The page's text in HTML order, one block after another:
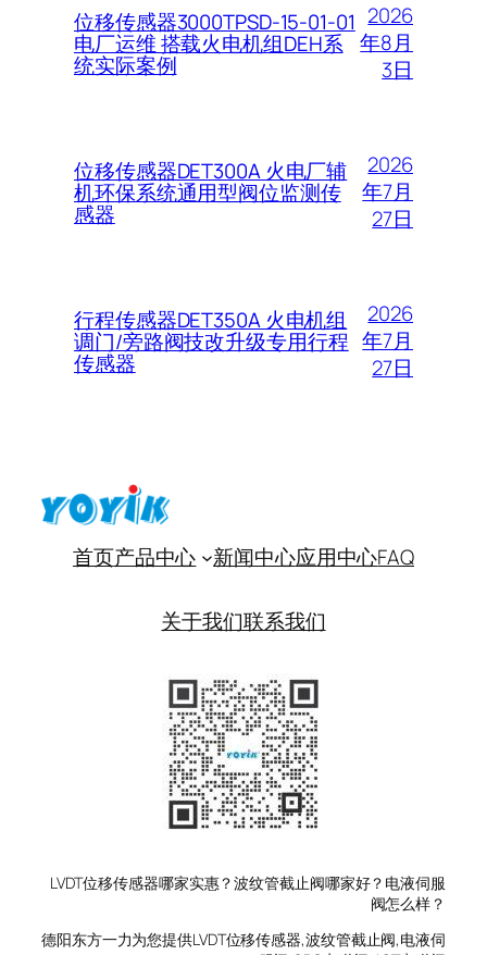
位移传感器3000TPSD-15-01-01
电厂运维 搭载火电机组DEH系
统实际案例
2026
年8月
3日
位移传感器DET300A 火电厂辅
机环保系统通用型阀位监测传
感器
2026
年7月
27日
行程传感器DET350A 火电机组
调门/旁路阀技改升级专用行程
传感器
2026
年7月
27日
首页产品中心 新闻中心应用中心FAQ
关于我们联系我们
LVDT位移传感器哪家实惠？波纹管截止阀哪家好？电液伺服
阀怎么样？
德阳东方一力为您提供LVDT位移传感器,波纹管截止阀,电液伺